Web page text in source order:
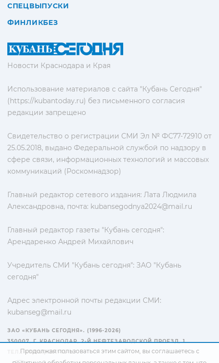
Новости Краснодара и Края
Использование материалов с сайта "Кубань Сегодня"
(https://kubantoday.ru) без письменного согласия
редакции запрещено
Свидетельство о регистрации СМИ Эл № ФС77-72910 от
25.05.2018, выдано Федеральной службой по надзору в
сфере связи, информационных технологий и массовых
коммуникаций (Роскомнадзор)
Главный редактор сетевого издания: Лата Людмила
Александровна, почта: kubansegodnya2024@mail.ru
Главный редактор газеты "Кубань сегодня":
Арендаренко Андрей Михайлович
Учредитель СМИ "Кубань сегодня": ЗАО "Кубань
сегодня"
Адрес электронной почты редакции СМИ:
kubanseg@mail.ru
СПЕЦВЫПУСКИ
ФИНЛИКБЕЗ
ЗАО «КУБАНЬ СЕГОДНЯ». (1996-2026)
350007, Г. КРАСНОДАР, 2-Й НЕФТЕЗАВОДСКОЙ ПРОЕЗД, 1
ТЕЛ.: +7(861) 267-15-15
Продолжая пользоваться этим сайтом, вы соглашаетесь с